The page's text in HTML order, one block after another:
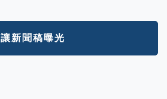
讓新聞稿曝光